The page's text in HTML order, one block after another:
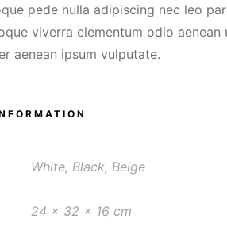
pede nulla adipiscing nec leo
viverra elementum odio
aenean ipsum vulputate.
White, Black, Beige
24 x 32 x 16 cm